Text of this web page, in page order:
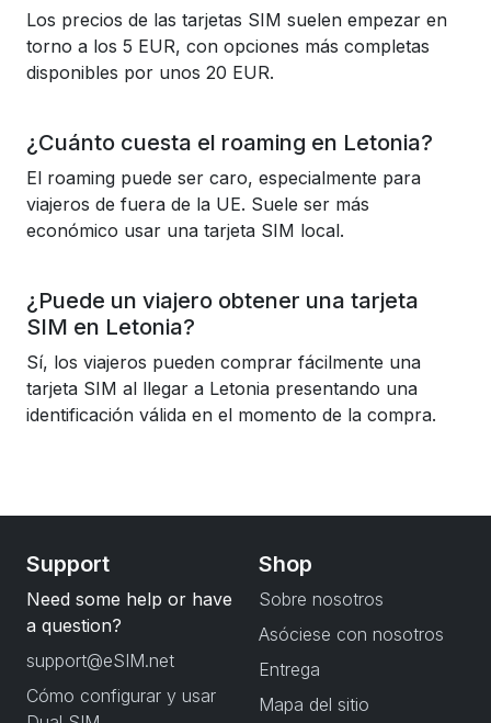
Los precios de las tarjetas SIM suelen empezar en
torno a los 5 EUR, con opciones más completas
disponibles por unos 20 EUR.
¿Cuánto cuesta el roaming en Letonia?
El roaming puede ser caro, especialmente para
viajeros de fuera de la UE. Suele ser más
económico usar una tarjeta SIM local.
¿Puede un viajero obtener una tarjeta
SIM en Letonia?
Sí, los viajeros pueden comprar fácilmente una
tarjeta SIM al llegar a Letonia presentando una
identificación válida en el momento de la compra.
Support
Need some help or have
a question?
support@eSIM.net
Cómo configurar y usar
Shop
Sobre nosotros
Asóciese con nosotros
Entrega
Mapa del sitio